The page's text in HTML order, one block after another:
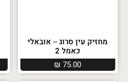
מחזיק עין סרוג – אובאלי
כאמל 2
₪ 75.00